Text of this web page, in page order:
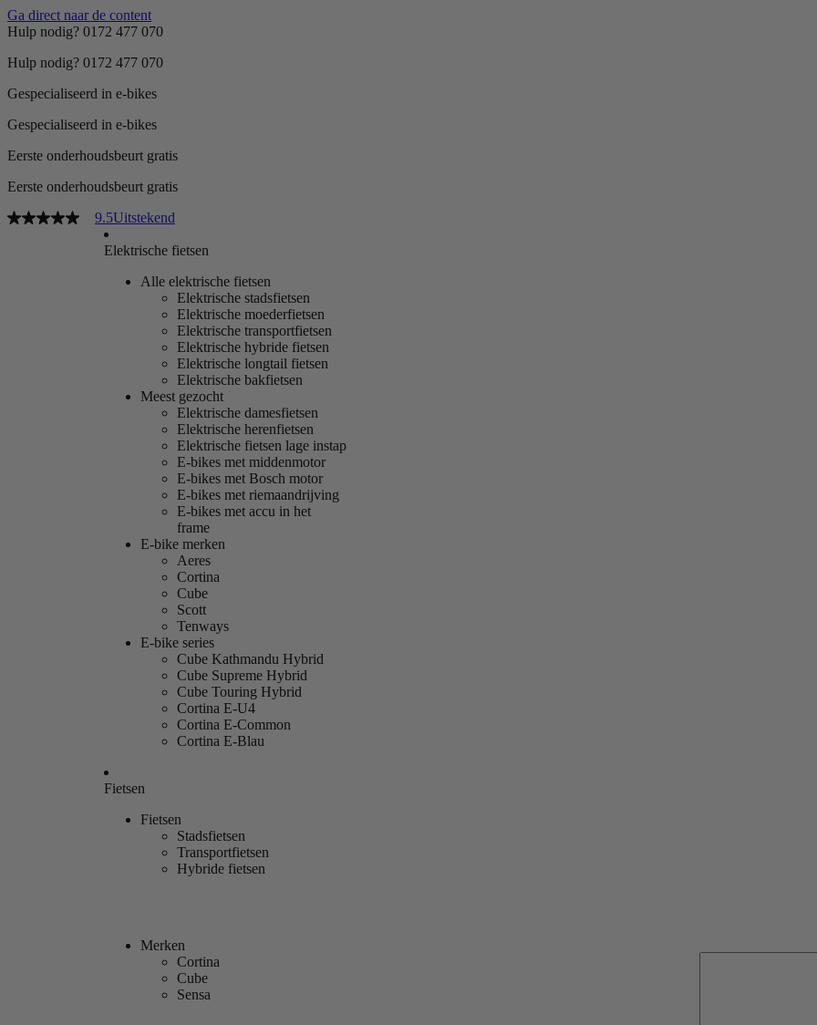
Ga direct naar de content
Hulp nodig? 0172 477 070
Hulp nodig? 0172 477 070
Gespecialiseerd in e-bikes
Gespecialiseerd in e-bikes
Eerste onderhoudsbeurt gratis
Eerste onderhoudsbeurt gratis
9.5Uitstekend
Elektrische fietsen
Alle elektrische fietsen
Elektrische stadsfietsen
Elektrische moederfietsen
Elektrische transportfietsen
Elektrische hybride fietsen
Elektrische longtail fietsen
Elektrische bakfietsen
Meest gezocht
Elektrische damesfietsen
Elektrische herenfietsen
Elektrische fietsen lage instap
E-bikes met middenmotor
E-bikes met Bosch motor
E-bikes met riemaandrijving
E-bikes met accu in het
frame
E-bike merken
Aeres
Cortina
Cube
Scott
Tenways
E-bike series
Cube Kathmandu Hybrid
Cube Supreme Hybrid
Cube Touring Hybrid
Cortina E-U4
Cortina E-Common
Cortina E-Blau
Fietsen
Fietsen
Stadsfietsen
Transportfietsen
Hybride fietsen
Merken
Cortina
Cube
Sensa